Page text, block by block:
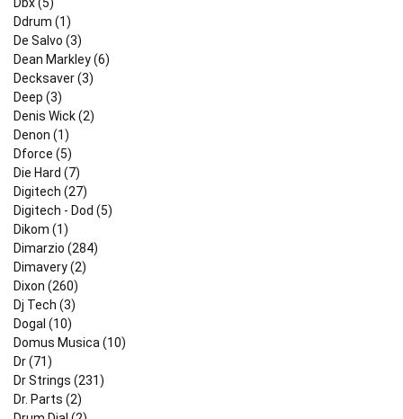
Ddrum (1)
De Salvo (3)
Dean Markley (6)
Decksaver (3)
Deep (3)
Denis Wick (2)
Denon (1)
Dforce (5)
Die Hard (7)
Digitech (27)
Digitech - Dod (5)
Dikom (1)
Dimarzio (284)
Dimavery (2)
Dixon (260)
Dj Tech (3)
Dogal (10)
Domus Musica (10)
Dr (71)
Dr Strings (231)
Dr. Parts (2)